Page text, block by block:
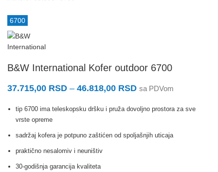
6700
B&W International Kofer outdoor 6700
37.715,00 RSD – 46.818,00 RSD sa PDVom
tip 6700 ima teleskopsku dršku i pruža dovoljno prostora za sve
vrste opreme
sadržaj kofera je potpuno zaštićen od spoljašnjih uticaja
praktično nesalomiv i neuništiv
30-godišnja garancija kvaliteta